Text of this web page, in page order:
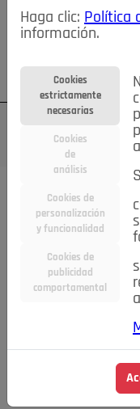
TABLÓN DE ANUNCIOS
NOSOTROS
Su cuenta
TODAS
Niños y Bebés
Cine, Libros y Música
Haga clic: Política
información.
Cookies
estrictamente
necesarias
Cookies
de
análisis
Cookies de
personalización
y funcionalidad
Cookies de
publicidad
comportamental